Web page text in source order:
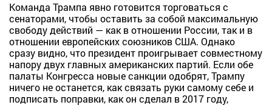
Команда Трампа явно готовится торговаться с
сенаторами, чтобы оставить за собой максимальную
свободу действий — как в отношении России, так и в
отношении европейских союзников США. Однако
сразу видно, что президент проигрывает совместному
напору двух главных американских партий. Если обе
палаты Конгресса новые санкции одобрят, Трампу
ничего не останется, как связать руки самому себе и
подписать поправки, как он сделал в 2017 году,